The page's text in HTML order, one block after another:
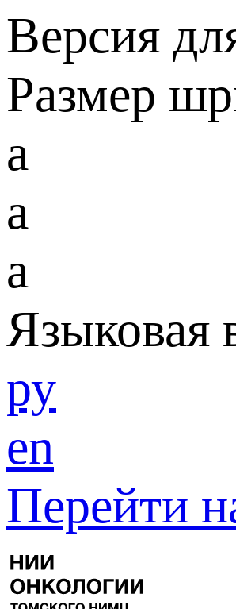
Версия
Размер
a
a
a
Языковая
ру
en
Перейти